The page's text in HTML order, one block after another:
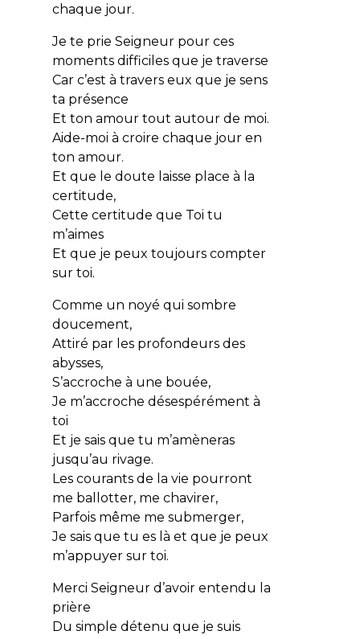
chaque jour.
Je te prie Seigneur pour ces
moments difficiles que je traverse
Car c’est à travers eux que je sens
ta présence
Et ton amour tout autour de moi.
Aide-moi à croire chaque jour en
ton amour.
Et que le doute laisse place à la
certitude,
Cette certitude que Toi tu
m’aimes
Et que je peux toujours compter
sur toi.
Comme un noyé qui sombre
doucement,
Attiré par les profondeurs des
abysses,
S’accroche à une bouée,
Je m’accroche désespérément à
toi
Et je sais que tu m’amèneras
jusqu’au rivage.
Les courants de la vie pourront
me ballotter, me chavirer,
Parfois même me submerger,
Je sais que tu es là et que je peux
m’appuyer sur toi.
Merci Seigneur d’avoir entendu la
prière
Du simple détenu que je suis